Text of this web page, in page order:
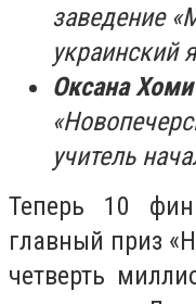
заведение
украинский
Оксана
учитель
Теперь 10
главный приз
четверть